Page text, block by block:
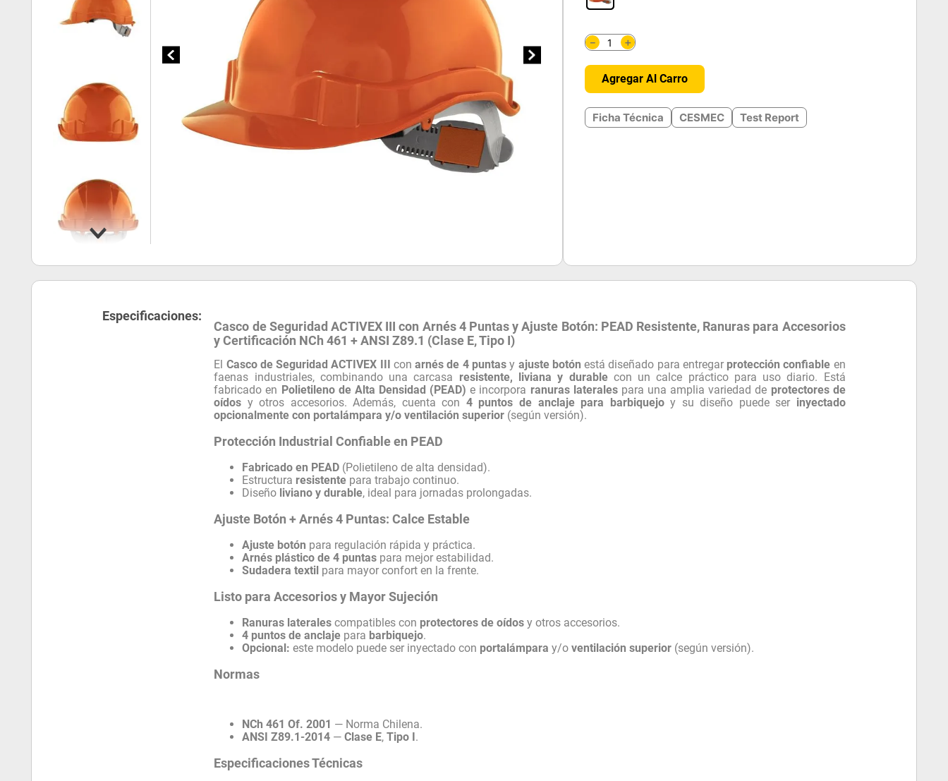
＋
－
Agregar Al Carro
Ficha Técnica CESMEC Test Report
Especificaciones:
Casco de Seguridad ACTIVEX III con Arnés 4 Puntas y Ajuste Botón: PEAD Resistente, Ranuras para Accesorios
y Certificación NCh 461 + ANSI Z89.1 (Clase E, Tipo I)
El Casco de Seguridad ACTIVEX III conarnés de 4 puntas y ajuste botón está diseñado para entregar protección confiable en
faenas industriales, combinando una carcasa resistente, liviana y durablecon un calce práctico para uso diario. Está
fabricado en Polietileno de Alta Densidad (PEAD) e incorpora ranuras lateralespara una amplia variedad de protectores de
oídos y otros accesorios. Además, cuenta con 4 puntos de anclaje para barbiquejoy su diseño puede ser inyectado
opcionalmente con portalámpara y/o ventilación superior (según versión).
Protección Industrial Confiable en PEAD
Fabricado en PEAD (Polietileno de alta densidad).
Estructura resistente para trabajo continuo.
Diseño liviano y durable, ideal para jornadas prolongadas.
Ajuste Botón + Arnés 4 Puntas: Calce Estable
Ajuste botón para regulación rápida y práctica.
Arnés plástico de 4 puntas para mejor estabilidad.
Sudadera textil para mayor confort en la frente.
Listo para Accesorios y Mayor Sujeción
Ranuras laterales compatibles con protectores de oídos y otros accesorios.
4 puntos de anclaje para barbiquejo.
Opcional: este modelo puede ser inyectado con portalámpara y/oventilación superior (según versión).
Normas
NCh 461 Of. 2001 — Norma Chilena.
ANSI Z89.1-2014 —Clase E,Tipo I.
Especificaciones Técnicas